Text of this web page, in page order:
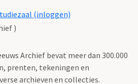
(inloggen)
)
Archief bevat meer dan 300.000
prenten, tekeningen en
archieven en collecties.